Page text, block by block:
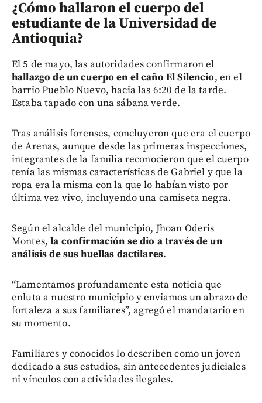
¿Cómo hallaron el cuerpo del
estudiante de la Universidad de
Antioquia?
El 5 de mayo, las autoridades confirmaron el
hallazgo de un cuerpo en el caño El Silencio, en el
barrio Pueblo Nuevo, hacia las 6:20 de la tarde.
Estaba tapado con una sábana verde.
Tras análisis forenses, concluyeron que era el cuerpo
de Arenas, aunque desde las primeras inspecciones,
integrantes de la familia reconocieron que el cuerpo
tenía las mismas características de Gabriel y que la
ropa era la misma con la que lo habían visto por
última vez vivo, incluyendo una camiseta negra.
Según el alcalde del municipio, Jhoan Oderis
Montes,la confirmación se dio a través de un
análisis de sus huellas dactilares.
“Lamentamos profundamente esta noticia que
enluta a nuestro municipio y enviamos un abrazo de
fortaleza a sus familiares”, agregó el mandatario en
su momento.
Familiares y conocidos lo describen como un joven
dedicado a sus estudios, sin antecedentes judiciales
ni vínculos con actividades ilegales.